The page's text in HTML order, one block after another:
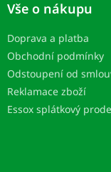
Vše o nákupu
Doprava a platba
Obchodní podmínky
Odstoupení od
Reklamace zboží
Essox splátkový